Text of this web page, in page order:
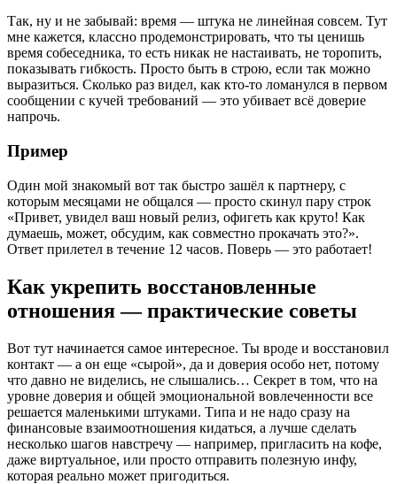
Так, ну и не забывай: время — штука не линейная совсем. Тут
мне кажется, классно продемонстрировать, что ты ценишь
время собеседника, то есть никак не настаивать, не торопить,
показывать гибкость. Просто быть в строю, если так можно
выразиться. Сколько раз видел, как кто-то ломанулся в первом
сообщении с кучей требований — это убивает всё доверие
напрочь.
Пример
Один мой знакомый вот так быстро зашёл к партнеру, с
которым месяцами не общался — просто скинул пару строк
«Привет, увидел ваш новый релиз, офигеть как круто! Как
думаешь, может, обсудим, как совместно прокачать это?».
Ответ прилетел в течение 12 часов. Поверь — это работает!
Как укрепить восстановленные
отношения — практические советы
Вот тут начинается самое интересное. Ты вроде и восстановил
контакт — а он еще «сырой», да и доверия особо нет, потому
что давно не виделись, не слышались… Секрет в том, что на
уровне доверия и общей эмоциональной вовлеченности все
решается маленькими штуками. Типа и не надо сразу на
финансовые взаимоотношения кидаться, а лучше сделать
несколько шагов навстречу — например, пригласить на кофе,
даже виртуальное, или просто отправить полезную инфу,
которая реально может пригодиться.